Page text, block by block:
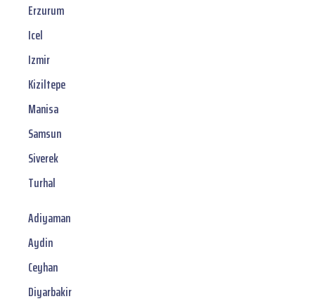
Erzurum
Icel
Izmir
Kiziltepe
Manisa
Samsun
Siverek
Turhal
Adiyaman
Aydin
Ceyhan
Diyarbakir